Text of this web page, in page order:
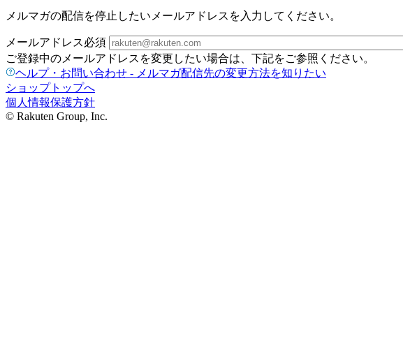
メルマガの配信を停止したいメールアドレスを入力してください。
メールアドレス必須
ご登録中のメールアドレスを変更したい場合は、下記をご参照ください。
ヘルプ・お問い合わせ - メルマガ配信先の変更方法を知りたい
ショップトップへ
個人情報保護方針
© Rakuten Group, Inc.